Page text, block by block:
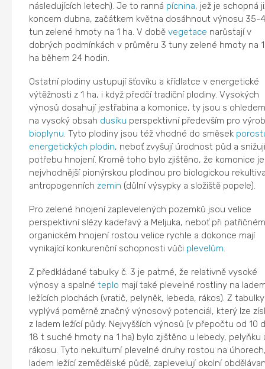
následujících letech). Je to ranná pícnina, jež je schopná
koncem dubna, začátkem května dosáhnout výnosu 35-
tun zelené hmoty na 1 ha. V době vegetace narůstají v
dobrých podmínkách v průměru 3 tuny zelené hmoty na 1
ha během 24 hodin.
Ostatní plodiny ustupují šťovíku a křídlatce v energetické
výtěžnosti z 1 ha, i když předčí tradiční plodiny. Vysokých
výnosů dosahují jestřabina a komonice, ty jsou s ohledem
na vysoký obsah dusíku perspektivní především pro
bioplynu. Tyto plodiny jsou též vhodné do směsek
energetických plodin, neboť zvyšují úrodnost půd a snižují
potřebu hnojení. Kromě toho bylo zjištěno, že komonice je
nejvhodnější pionýrskou plodinou pro biologickou
antropogenních zemin (důlní výsypky a složiště popele).
Pro zelené hnojení zaplevelených pozemků jsou velice
perspektivní slézy kadeřavý a Meljuka, neboť při patřičném
organickém hnojení rostou velice rychle a dokonce mají
vynikající konkurenční schopnosti vůči plevelům.
Z předkládané tabulky č. 3 je patrné, že relativně vysoké
výnosy a spalné teplo mají také plevelné rostliny na
ležících plochách (vratič, pelyněk, lebeda, rákos). Z tabulky
vyplývá poměrně značný výnosový potenciál, který lze
z ladem ležící půdy. Nejvyšších výnosů (v přepočtu od 10
18 t suché hmoty na 1 ha) bylo zjištěno u lebedy, pelyňku
rákosu. Tyto nekulturní plevelné druhy rostou na
ladem ležící zemědělské půdě, zaplevelují okolní